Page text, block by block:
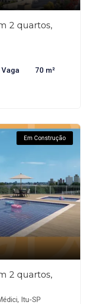
2 quartos,
Vaga 70 m²
Em Construção
2 quartos,
Itu-SP